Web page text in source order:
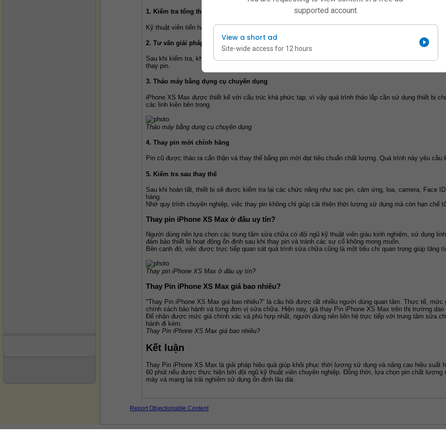
1. Kiểm tra tổng thể thiết bị
Kỹ thuật viên tiến hành kiểm tra ngoại quan, đánh giá mức độ chai pin, khả năng sạc và tình trạng hoạt
2. Tư vấn giải pháp phù hợp
Sau khi kiểm tra, khách hàng sẽ được tư vấn loại pin phù hợp, báo giá chi tiết và thời gian thực hiện.
thay pin.
3. Tháo máy bằng dụng cụ chuyên dụng
iPhone XS Max được thiết kế với cấu trúc khá phức tạp, vì vậy quá trình tháo lắp cần sử dụng thiết bị
các linh kiện bên trong.
Tháo máy bằng dụng cụ chuyên dụng
4. Thay pin mới chính hãng
Pin cũ được tháo ra cẩn thận và thay thế bằng pin mới đạt tiêu chuẩn chất lượng. Quá trình này yêu
5. Kiểm tra sau thay thế
Sau khi hoàn tất, thiết bị sẽ được kiểm tra lại các chức năng như sạc pin, cảm ứng, loa, camera, Face
hàng.
Nhờ quy trình chuyên nghiệp, việc thay pin không chỉ giúp cải thiện thời lượng sử dụng mà còn hạn chế
Thay pin iPhone XS Max ở đâu uy tín?
Người dùng nên lựa chọn các trung tâm sửa chữa có đội ngũ kỹ thuật viên giàu kinh nghiệm, sử dụng
đảm bảo thiết bị hoạt động ổn định sau khi thay pin và tránh các sự cố không mong muốn.
Bên cạnh đó, việc được trực tiếp quan sát quá trình sửa chữa cũng là một tiêu chí quan trọng giúp tăng
Thay pin iPhone XS Max ở đâu uy tín?
Thay Pin iPhone XS Max giá bao nhiêu?
"Thay Pin iPhone XS Max giá bao nhiêu?" là câu hỏi được rất nhiều người dùng quan tâm. Thực tế,
chính sách bảo hành và từng đơn vị sửa chữa. Hiện nay, giá thay Pin iPhone XS Max trên thị trường
Để nhận được mức giá chính xác và phù hợp nhất, người dùng nên liên hệ trực tiếp với trung tâm sửa
hành đi kèm.
Thay Pin iPhone XS Max giá bao nhiêu?
Kết luận
Thay Pin iPhone XS Max là giải pháp hiệu quả giúp khôi phục thời lượng sử dụng và nâng cao hiệu
60 phút nếu được thực hiện bởi đội ngũ kỹ thuật viên chuyên nghiệp. Đồng thời, lựa chọn pin chất lượng
máy và mang lại trải nghiệm sử dụng ổn định lâu dài.
Report Objectionable Content
Contact Us|Plans & Pricing|Terms of Service|Privacy| © Copyrights 2004-
supported account.
View a short ad
Site-wide access for 12 hours